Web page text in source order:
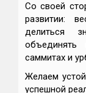
Со своей
развитии:
делиться
объединять
саммитах и
Желаем
успешной